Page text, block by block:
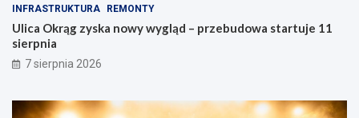
INFRASTRUKTURA REMONTY
Ulica Okrąg zyska nowy wygląd – przebudowa startuje 11
sierpnia
7 sierpnia 2026